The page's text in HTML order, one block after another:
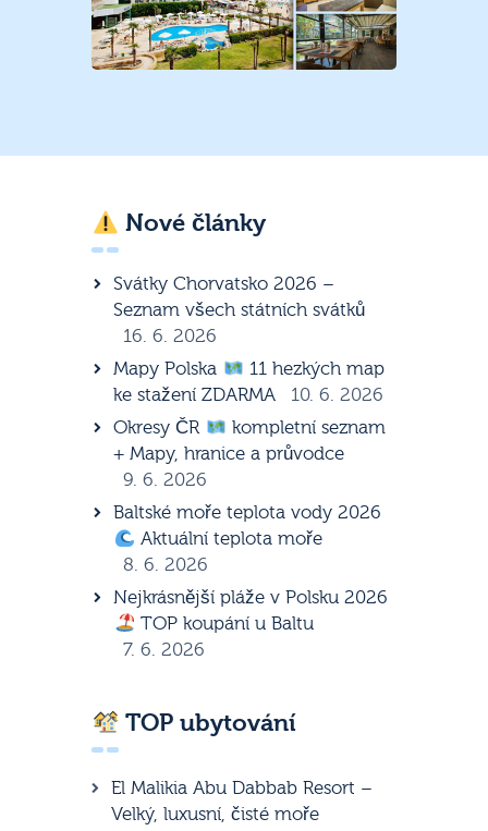
Nové články
Svátky Chorvatsko 2026 –
Seznam všech státních svátků
16. 6. 2026
Mapy Polska
11 hezkých map
ke stažení ZDARMA
10. 6. 2026
Okresy ČR
kompletní seznam
+ Mapy, hranice a průvodce
9. 6. 2026
Baltské moře teplota vody 2026
Aktuální teplota moře
8. 6. 2026
Nejkrásnější pláže v Polsku 2026
TOP koupání u Baltu
7. 6. 2026
TOP ubytování
El Malikia Abu Dabbab Resort –
Velký, luxusní, čisté moře